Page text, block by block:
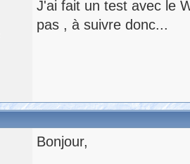
J'ai fait un test avec le
pas , à suivre donc...
Bonjour,